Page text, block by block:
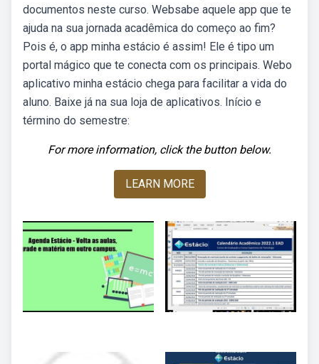
documentos neste curso. Websabe aquele app que te
ajuda na sua jornada acadêmica do começo ao fim?
Pois é, o app minha estácio é assim! Ele é tipo um
portal mágico que te conecta com os principais. Webo
aplicativo minha estácio chega para facilitar a vida do
aluno. Baixe já na sua loja de aplicativos. Início e
término do semestre:
For more information, click the button below.
LEARN MORE